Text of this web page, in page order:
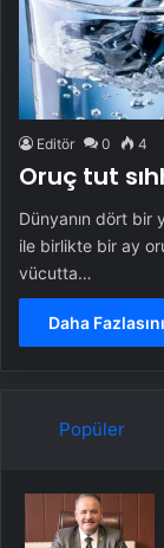
Editör 0 4
Oruç tut
Dünyanın dört bir
ile birlikte bir ay
vücutta…
Daha
Popüler